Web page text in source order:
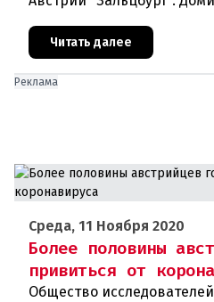
постоянного победителя
ранге Спортсмена года.
Читать далее
Реклама
Среда, 11 Ноября 2020
Более половины
привиться от
Общество